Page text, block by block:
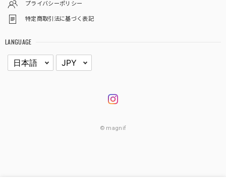
プライバシーポリシー
特定商取引法に基づく表記
LANGUAGE
© magnif